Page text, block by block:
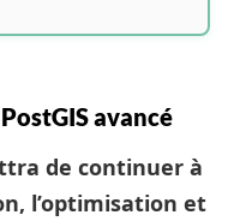
avancé
de continuer à
l’optimisation et